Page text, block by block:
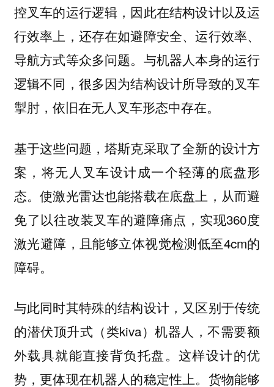
控叉车的运行逻辑，因此在结构设计以及运
行效率上，还存在如避障安全、运行效率、
导航方式等众多问题。与机器人本身的运行
逻辑不同，很多因为结构设计所导致的叉车
掣肘，依旧在无人叉车形态中存在。
基于这些问题，塔斯克采取了全新的设计方
案，将无人叉车设计成一个轻薄的底盘形
态。使激光雷达也能搭载在底盘上，从而避
免了以往改装叉车的避障痛点，实现360度
激光避障，且能够立体视觉检测低至4cm的
障碍。
与此同时其特殊的结构设计，又区别于传统
的潜伏顶升式（类kiva）机器人，不需要额
外载具就能直接背负托盘。这样设计的优
势，更体现在机器人的稳定性上。货物能够